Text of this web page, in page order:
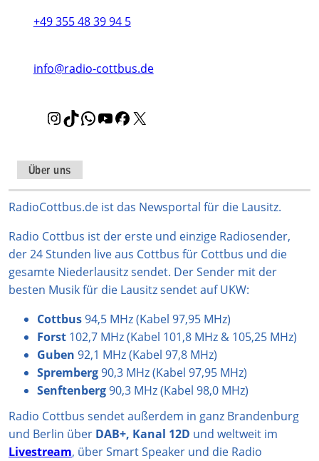
+49 355 48 39 94 5
info@radio-cottbus.de
I
t
a
g
a
m
T
o
k
W
s
A
p
Y
u
b
F
b
o
k
Über uns
RadioCottbus.de ist das Newsportal für die Lausitz.
Radio Cottbus ist der erste und einzige Radiosender,
der 24 Stunden live aus Cottbus für Cottbus und die
gesamte Niederlausitz sendet. Der Sender mit der
besten Musik für die Lausitz sendet auf UKW:
Cottbus94,5 MHz (Kabel 97,95 MHz)
Forst 102,7 MHz (Kabel 101,8 MHz & 105,25 MHz)
Guben 92,1 MHz (Kabel 97,8 MHz)
Spremberg90,3 MHz (Kabel 97,95 MHz)
Senftenberg90,3 MHz (Kabel 98,0 MHz)
Radio Cottbus sendet außerdem in ganz Brandenburg
und Berlin über DAB+, Kanal 12D und weltweit im
Livestream, über Smart Speaker und die Radio